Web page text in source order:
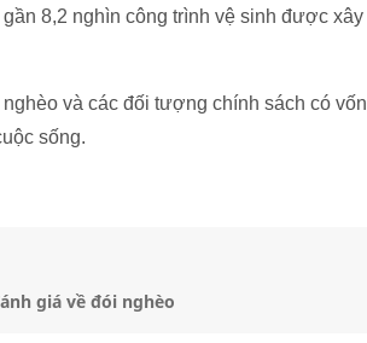
8,2 nghìn công trình vệ sinh được xây
và các đối tượng chính sách có vốn
sống.
giá về đói nghèo